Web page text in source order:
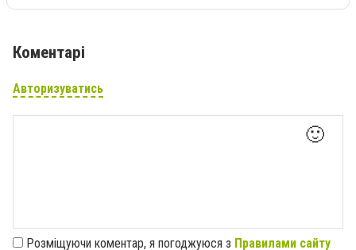
Коментарі
Авторизуватись
🙂
Розміщуючи коментар, я погоджуюся з Правилами сайту